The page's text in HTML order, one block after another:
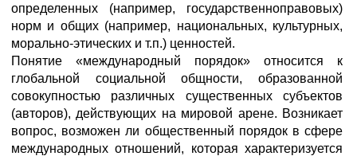
определенных (например, государственноправовых)
норм и общих (например, национальных, культурных,
морально-этических и т.п.) ценностей.
Понятие «международный порядок» относится к
глобальной социальной общности, образованной
совокупностью различных существенных субъектов
(авторов), действующих на мировой арене. Возникает
вопрос, возможен ли общественный порядок в сфере
международных отношений, которая характеризуется